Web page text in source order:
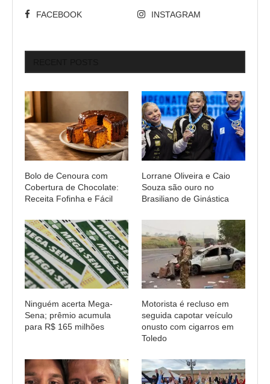
FACEBOOK INSTAGRAM
Bolo de Cenoura com
Cobertura de Chocolate:
Receita Fofinha e Fácil
Lorrane Oliveira e Caio
Souza são ouro no
Brasiliano de Ginástica
Ninguém acerta Mega-
Sena; prêmio acumula
para R$ 165 milhões
Motorista é recluso em
seguida capotar veículo
onusto com cigarros em
Toledo